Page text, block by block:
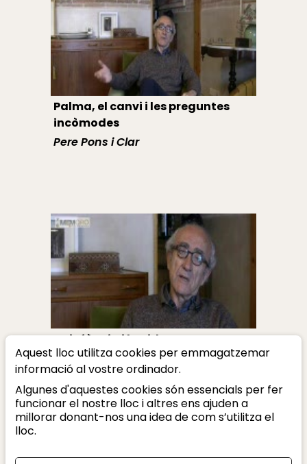
Palma, el canvi i les preguntes
incòmodes
Pere Pons i Clar
La infància i la vida a Menorca
Pere Pons i Clar
Aquest lloc utilitza cookies per emmagatzemar
informació al vostre ordinador.
Algunes d'aquestes cookies són essencials per fer
funcionar el nostre lloc i altres ens ajuden a
millorar donant-nos una idea de com s’utilitza el
lloc.